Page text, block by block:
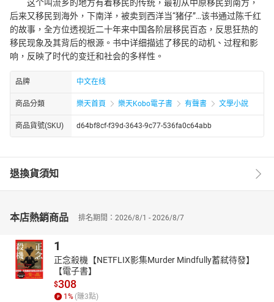
这个叫流乡的地方有着移民的传统，最初从中原移民到南方，
后来又移民到海外，下南洋，被卖到西洋当“猪仔”…该书通过陈千红
的故事，全方位透视近二十年来中国各阶层移民百态，反思狂热的
移民现象及其背后的根源。书中详细描述了移民的动机、过程和影
响，反映了时代的变迁和社会的多样性。
品牌 中文在线
商品分類 樂天首頁 樂天Kobo電子書 有聲書 文學小說
商品貨號(SKU) d64bf8cf-f39d-3643-9c77-536fa0c64abb
退換貨須知
本店熱銷商品 排名期間：2026/8/1 - 2026/8/7
1
正念殺機【NETFLIX影集Murder Mindfully蓄弒待發】
【電子書】
$308
1% (賺3點)